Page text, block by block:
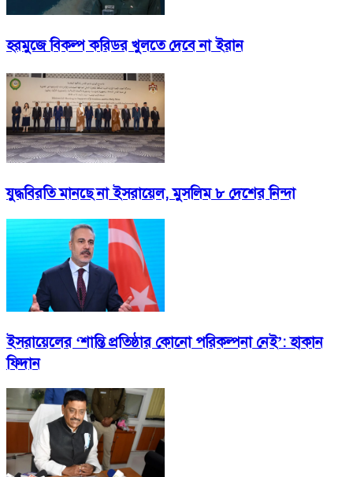
হরমুজে বিকল্প করিডর খুলতে দেবে না ইরান
যুদ্ধবিরতি মানছে না ইসরায়েল, মুসলিম ৮ দেশের নিন্দা
ইসরায়েলের ‘শান্তি প্রতিষ্ঠার কোনো পরিকল্পনা নেই’: হাকান
ফিদান